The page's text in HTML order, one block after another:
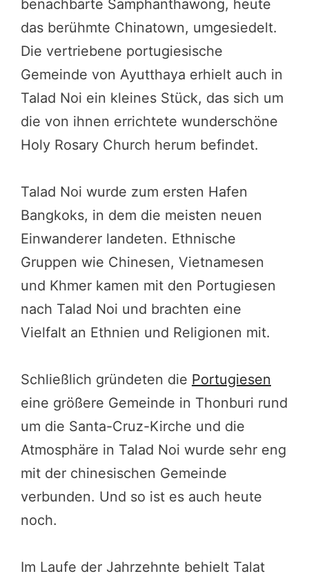
benachbarte Samphanthawong, heute
das berühmte Chinatown, umgesiedelt.
Die vertriebene portugiesische
Gemeinde von Ayutthaya erhielt auch in
Talad Noi ein kleines Stück, das sich um
die von ihnen errichtete wunderschöne
Holy Rosary Church herum befindet.
Talad Noi wurde zum ersten Hafen
Bangkoks, in dem die meisten neuen
Einwanderer landeten. Ethnische
Gruppen wie Chinesen, Vietnamesen
und Khmer kamen mit den Portugiesen
nach Talad Noi und brachten eine
Vielfalt an Ethnien und Religionen mit.
Schließlich gründeten die Portugiesen
eine größere Gemeinde in Thonburi rund
um die Santa-Cruz-Kirche und die
Atmosphäre in Talad Noi wurde sehr eng
mit der chinesischen Gemeinde
verbunden. Und so ist es auch heute
noch.
Im Laufe der Jahrzehnte behielt Talat